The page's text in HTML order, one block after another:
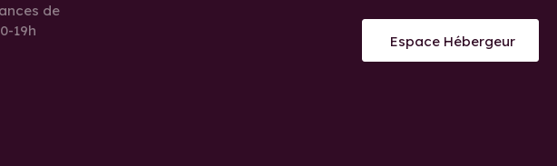
de
19h
Espace Hébergeur